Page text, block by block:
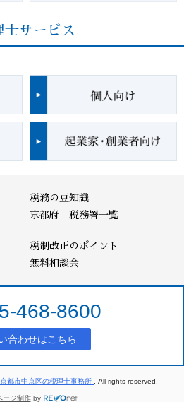
士サービス
税務の豆知識
京都府 税務署一覧
税制改正のポイント
無料相談会
468-8600
合わせはこちら
都市中京区の税理士事務所 . All rights reserved.
ージ制作by